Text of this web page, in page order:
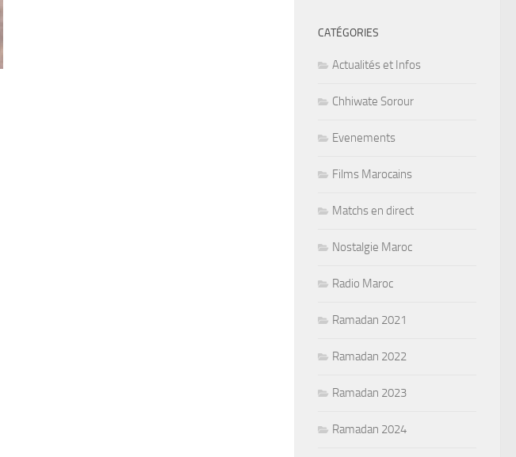
CATÉGORIES
Actualités et Infos
Chhiwate Sorour
Evenements
Films Marocains
Matchs en direct
Nostalgie Maroc
Radio Maroc
Ramadan 2021
Ramadan 2022
Ramadan 2023
Ramadan 2024